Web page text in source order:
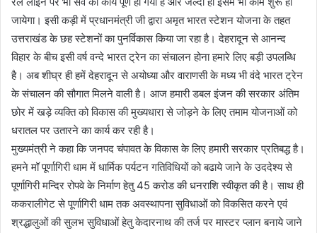
जायेगा। इसी कड़ी में प्रधानमंत्री जी द्वारा अमृत भारत स्टेशन योजना के तहत
उत्तराखंड के छह स्टेशनों का पुनर्विकास किया जा रहा है। देहरादून से आनन्द
विहार के बीच इसी वर्ष वन्दे भारत ट्रेन का संचालन होना हमारे लिए बड़ी उपलब्धि
है। अब शीघ्र ही हमें देहरादून से अयोध्या और वाराणसी के मध्य भी वंदे भारत ट्रेन
के संचालन की सौगात मिलने वाली है। आज हमारी डबल इंजन की सरकार अंतिम
छोर में खड़े व्यक्ति को विकास की मुख्यधारा से जोड़ने के लिए तमाम योजनाओं को
धरातल पर उतारने का कार्य कर रही है।
मुख्यमंत्री ने कहा कि जनपद चंपावत के विकास के लिए हमारी सरकार प्रतिबद्ध है।
हमने मॉ पूर्णागिरी धाम में धार्मिक पर्यटन गतिविधियों को बढाये जाने के उददेश्य से
पूर्णागिरी मन्दिर रोपवे के निर्माण हेतु 45 करोड की धनराशि स्वीकृत की है। साथ ही
ककरालीगेट से पूर्णागिरी धाम तक अवस्थापना सुविधाओं को विकसित करने एवं
श्रद्धालुओं की सुलभ सुविधाओं हेतु केदारनाथ की तर्ज पर मास्टर प्लान बनाये जाने